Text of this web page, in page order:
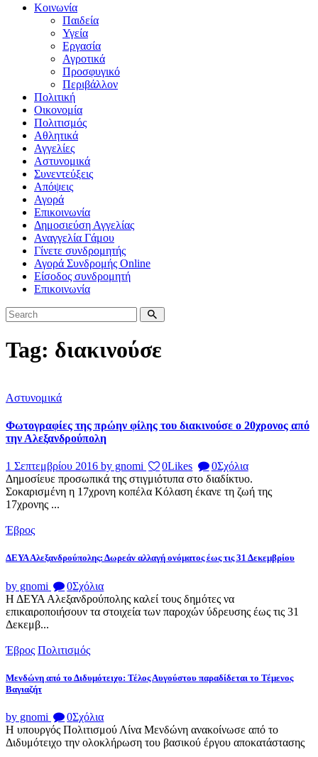
Κοινωνία
Παιδεία
Υγεία
Εργασία
Αγροτικά
Προσφυγικό
Περιβάλλον
Πολιτική
Οικονομία
Πολιτισμός
Αθλητικά
Αγγελίες
Αστυνομικά
Συνεντεύξεις
Απόψεις
Αγορά
Επικοινωνία
Δημοσιεύση Αγγελίας
Αναγγελία Γάμου
Γίνετε συνδρομητής
Αγορά Συνδρομής Online
Είσοδος συνδρομητή
Επικοινωνία
Tag: διακινούσε
Αστυνομικά
Φωτογραφίες της πρώην φίλης του διακινούσε ο 20χρονος από
την Αλεξανδρούπολη
1 Σεπτεμβρίου 2016 by gnomi 0Likes 0Σχόλια
Δημοσίευε προσωπικά της στιγμιότυπα στο διαδίκτυο.
Σοκαρισμένη η 17χρονη κοπέλα Κόλαση έκανε τη ζωή της
17χρονης ...
Έβρος
ΔΕΥΑ Αλεξανδρούπολης: Δωρεάν αλλαγή ονόματος έως τις 31 Δεκεμβρίου
by gnomi 0Σχόλια
Η ΔΕΥΑ Αλεξανδρούπολης καλεί τους δημότες να
επικαιροποιήσουν τα στοιχεία των παροχών ύδρευσης έως τις 31
Δεκεμβ...
Έβρος Πολιτισμός
Μενδώνη από το Διδυμότειχο: Τέλος Αυγούστου παραδίδεται το Τέμενος
Βαγιαζήτ
by gnomi 0Σχόλια
Η υπουργός Πολιτισμού Λίνα Μενδώνη ανακοίνωσε από το
Διδυμότειχο την ολοκλήρωση του βασικού έργου αποκατάστασης